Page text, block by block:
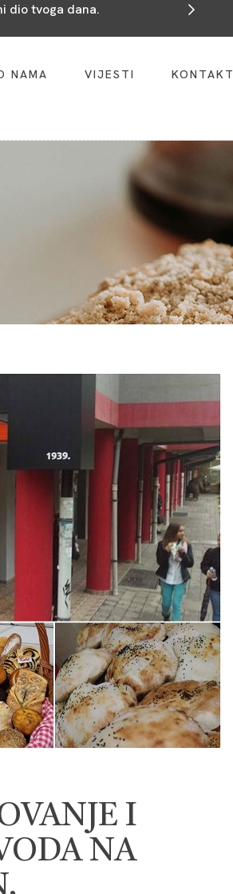
sedam lokacija u Tuzli.
NAMA VIJESTI KONTAKT
I
NA